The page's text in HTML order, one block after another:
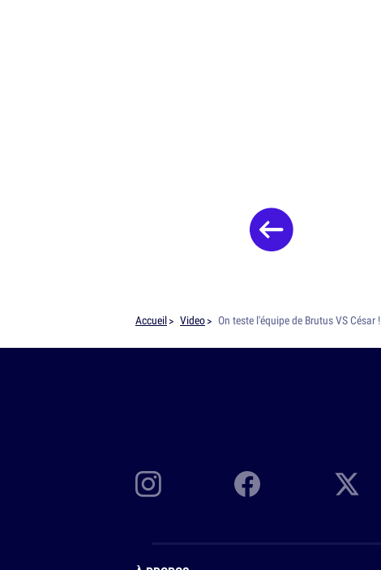
Accueil Video On teste l'équipe de Brutus VS César !